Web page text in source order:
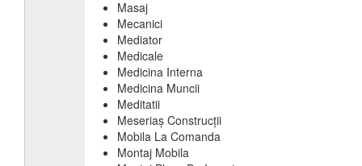
Masaj
Mecanici
Mediator
Medicale
Medicina Interna
Medicina Muncii
Meditatii
Meseriaș Construcții
Mobila La Comanda
Montaj Mobila